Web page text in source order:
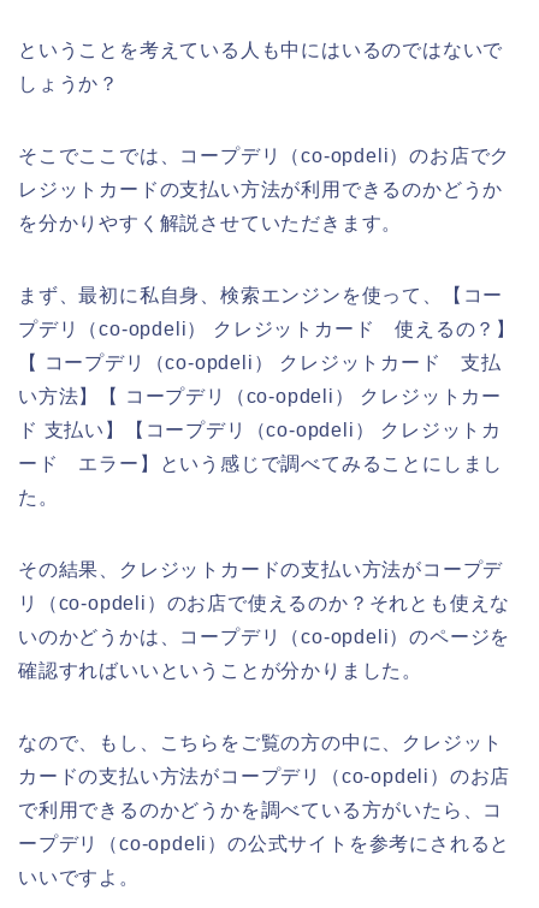
ということを考えている人も中にはいるのではないで
しょうか？
そこでここでは、コープデリ（co-opdeli）のお店でク
レジットカードの支払い方法が利用できるのかどうか
を分かりやすく解説させていただきます。
まず、最初に私自身、検索エンジンを使って、【コー
プデリ（co-opdeli） クレジットカード 使えるの？】
【 コープデリ（co-opdeli） クレジットカード 支払
い方法】【 コープデリ（co-opdeli） クレジットカー
ド 支払い】【コープデリ（co-opdeli） クレジットカ
ード エラー】という感じで調べてみることにしまし
た。
その結果、クレジットカードの支払い方法がコープデ
リ（co-opdeli）のお店で使えるのか？それとも使えな
いのかどうかは、コープデリ（co-opdeli）のページを
確認すればいいということが分かりました。
なので、もし、こちらをご覧の方の中に、クレジット
カードの支払い方法がコープデリ（co-opdeli）のお店
で利用できるのかどうかを調べている方がいたら、コ
ープデリ（co-opdeli）の公式サイトを参考にされると
いいですよ。